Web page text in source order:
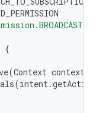
{
(Context context
(intent.